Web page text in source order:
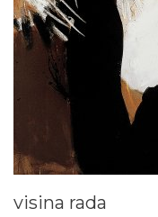
visina rada